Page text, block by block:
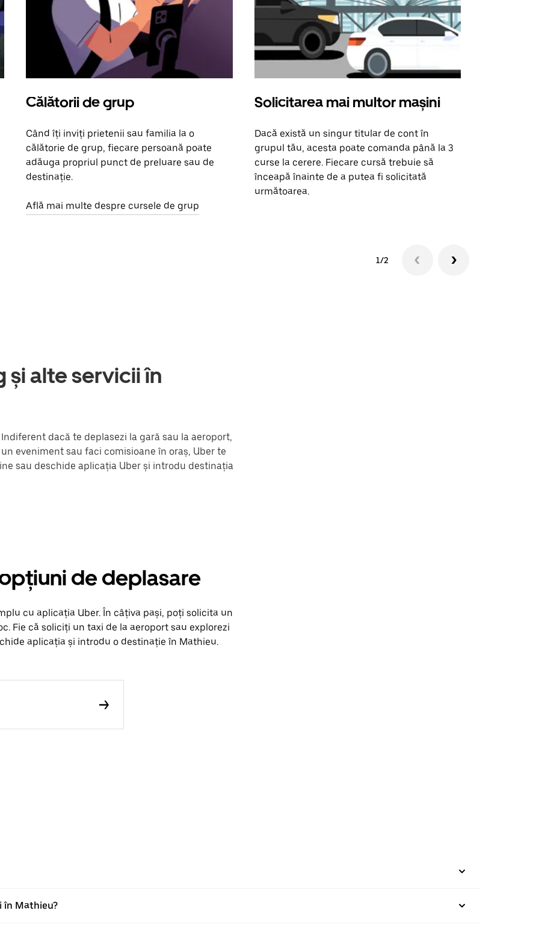
Călătorii de grup
Când îți inviți prietenii sau familia la o
călătorie de grup, fiecare persoană poate
adăuga propriul punct de preluare sau de
destinație.
Află mai multe despre cursele de grup
Solicitarea mai multor mașini
Dacă există un singur titular de cont în
grupul tău, acesta poate comanda până la 3
curse la cerere. Fiecare cursă trebuie să
înceapă înainte de a putea fi solicitată
următoarea.
1/2
și alte servicii în
dacă te deplasezi la gară sau la aeroport,
eveniment sau faci comisioane în oraș, Uber te
sau deschide aplicația Uber și introdu destinația
de deplasare
cu aplicația Uber. În câțiva pași, poți solicita un
Fie că soliciți un taxi de la aeroport sau explorezi
aplicația și introdu o destinație în Mathieu.
în Mathieu?